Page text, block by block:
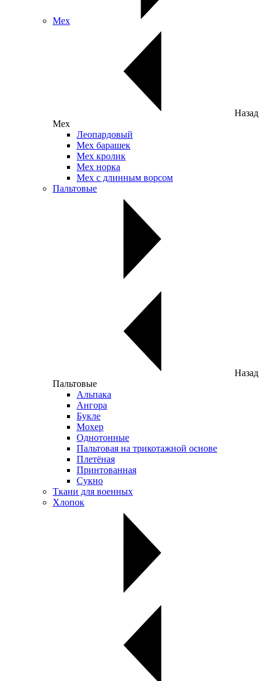
Мех
Назад
Мех
Леопардовый
Мех барашек
Мех кролик
Мех норка
Мех с длинным ворсом
Пальтовые
Назад
Пальтовые
Альпака
Ангора
Букле
Мохер
Однотонные
Пальтовая на трикотажной основе
Плетёная
Принтованная
Сукно
Ткани для военных
Хлопок